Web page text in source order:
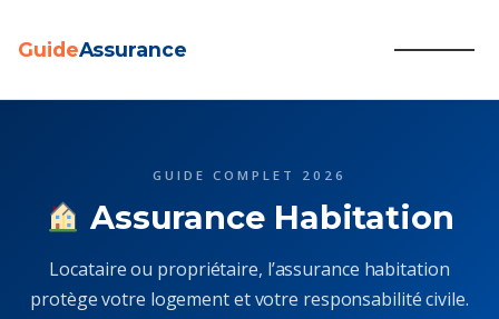
GuideAssurance
GUIDE COMPLET 2026
Assurance Habitation
Locataire ou propriétaire, l’assurance habitation
protège votre logement et votre responsabilité civile.